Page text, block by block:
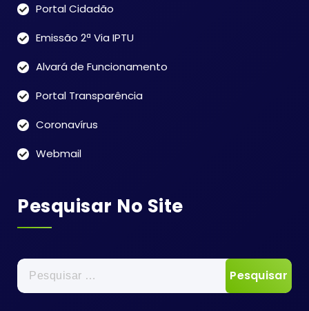
Portal Cidadão
Emissão 2ª Via IPTU
Alvará de Funcionamento
Portal Transparência
Coronavírus
Webmail
Pesquisar No Site
Pesquisar
por: